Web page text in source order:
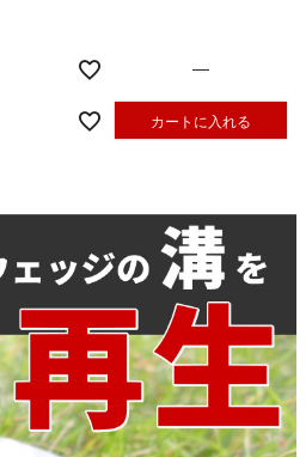
—
カートに入れる